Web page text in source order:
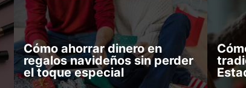
Cómo ahorrar dinero en
regalos navideños sin perder
el toque especial